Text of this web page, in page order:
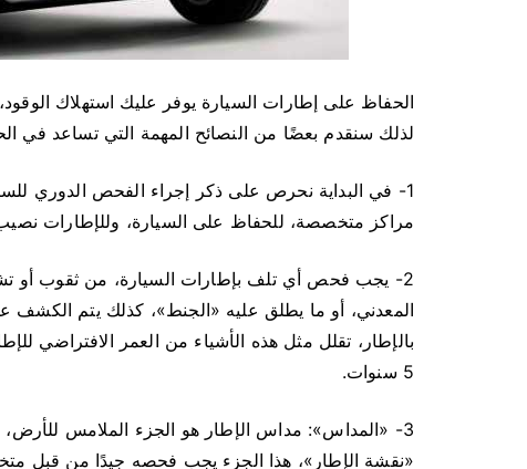
الحفاظ على إطارات السيارة يوفر عليك استهلاك
لذلك سنقدم بعضًا من النصائح المهمة التي تساعد في
1- في البداية نحرص على ذكر إجراء الفحص الدوري
مراكز متخصصة، للحفاظ على السيارة، وللإطارات
2- يجب فحص أي تلف بإطارات السيارة، من ثقوب أو
المعدني، أو ما يطلق عليه «الجنط»، كذلك يتم
بالإطار، تقلل مثل هذه الأشياء من العمر الافتراضي
5 سنوات.
3- «المداس»: مداس الإطار هو الجزء الملامس